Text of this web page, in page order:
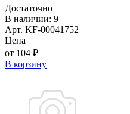
Достаточно
В наличии: 9
Арт. KF-00041752
Цена
от 104 ₽
В корзину